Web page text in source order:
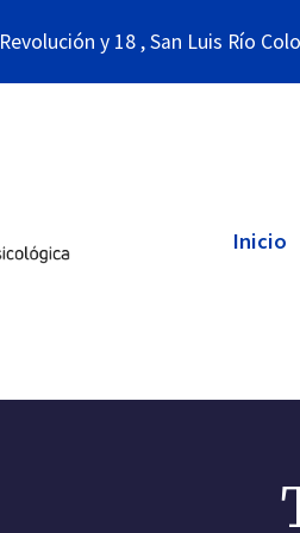
Revolución y 18 , San Luis Río
Inicio